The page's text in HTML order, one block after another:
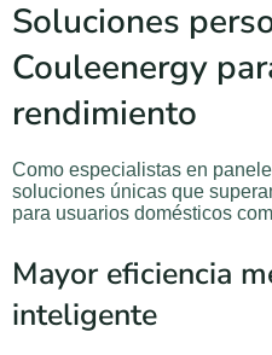
Soluciones
Couleenergy
rendimiento
Como especialistas en
soluciones únicas que
para usuarios domésticos
Mayor eficiencia
inteligente